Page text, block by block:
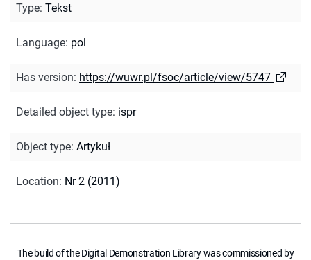
Type: Tekst
Language: pol
Has version: https://wuwr.pl/fsoc/article/view/5747
Detailed object type: ispr
Object type: Artykuł
Location: Nr 2 (2011)
The build of the Digital Demonstration Library was commissioned by